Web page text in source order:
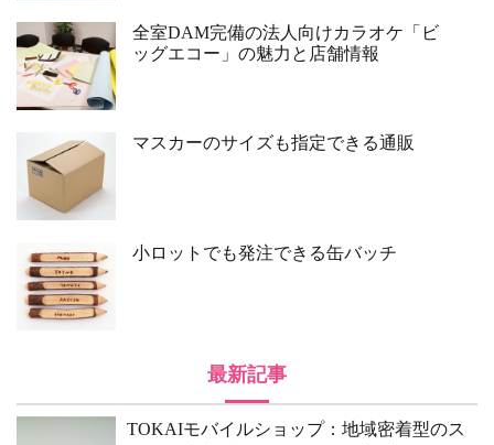
全室DAM完備の法人向けカラオケ「ビ
ッグエコー」の魅力と店舗情報
マスカーのサイズも指定できる通販
小ロットでも発注できる缶バッチ
最新記事
TOKAIモバイルショップ：地域密着型のス